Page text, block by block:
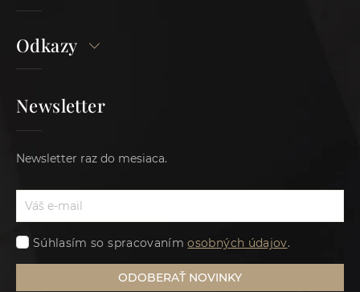
Odkazy
Newsletter
Newsletter raz do mesiaca.
Súhlasím so spracovanímosobných údajov.
ODOBERAŤ NOVINKY